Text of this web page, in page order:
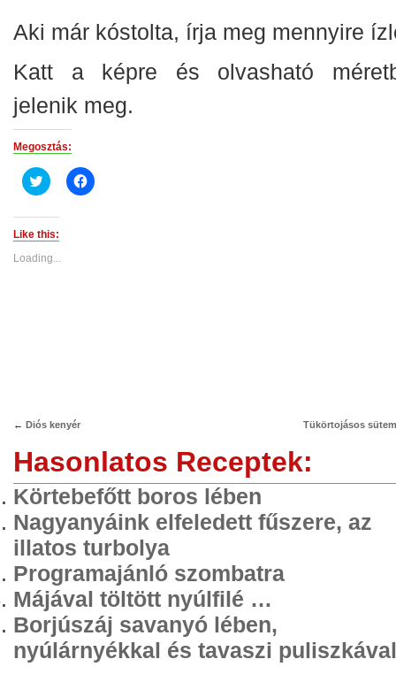
Aki már kóstolta, írja meg mennyire
Katt a képre és olvasható
jelenik meg.
Megosztás:
Click
to
(Opens
new
Click
to
Like this:
Loading...
← Diós kenyér Tükörtojásos
Hasonlatos Receptek:
Körtebefőtt boros lében
Nagyanyáink elfeledett fűszere, az
illatos turbolya
Programajánló szombatra
Májával töltött nyúlfilé …
Borjúszáj savanyó lében,
nyúlárnyékkal és tavaszi puliszkával